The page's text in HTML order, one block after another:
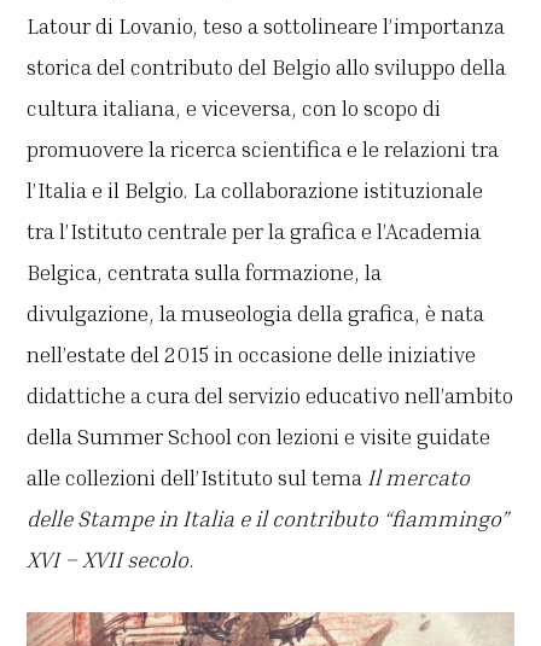
Latour di Lovanio, teso a sottolineare l’importanza
storica del contributo del Belgio allo sviluppo della
cultura italiana, e viceversa, con lo scopo di
promuovere la ricerca scientifica e le relazioni tra
l’Italia e il Belgio. La collaborazione istituzionale
tra l’Istituto centrale per la grafica e l’Academia
Belgica, centrata sulla formazione, la
divulgazione, la museologia della grafica, è nata
nell’estate del 2015 in occasione delle iniziative
didattiche a cura del servizio educativo nell’ambito
della Summer School con lezioni e visite guidate
alle collezioni dell’Istituto sul tema Il mercato
delle Stampe in Italia e il contributo “fiammingo”
XVI – XVII secolo.